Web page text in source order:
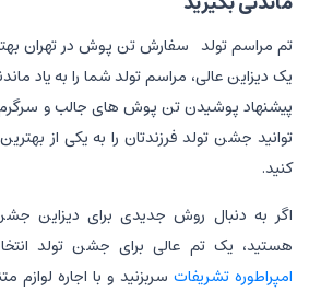
تم مراسم تولد سفارش تن پوش در تهران
یک دیزاین عالی، مراسم تولد شما را به یاد
پیشنهاد پوشیدن تن پوش های جالب و سرگرم
توانید جشن تولد فرزندتان را به یکی از
کنید.
اگر به دنبال روش جدیدی برای دیزاین
هستید، یک تم عالی برای جشن تولد
امپراطوره تشریفات سربزنید و با اجاره